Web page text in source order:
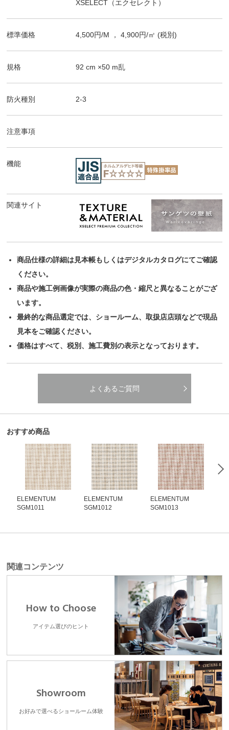
XSELECT（エクセレクト）
標準価格 4,500円/M ，4,900円/㎡ (税別)
規格 92 cm ×50 m乱
防火種別 2-3
注意事項
機能
関連サイト
商品仕様の詳細は見本帳もしくはデジタルカタログにてご確認
ください。
商品や施工例画像が実際の商品の色・縮尺と異なることがござ
います。
最終的な商品選定では、ショールーム、取扱店店頭などで現品
見本をご確認ください。
価格はすべて、税別、施工費別の表示となっております。
よくあるご質問
おすすめ商品
ELEMENTUM
SGM1011
ELEMENTUM
SGM1012
ELEMENTUM
SGM1013
関連コンテンツ
How to Choose
アイテム選びのヒント
Showroom
お好みで選べるショールーム体験